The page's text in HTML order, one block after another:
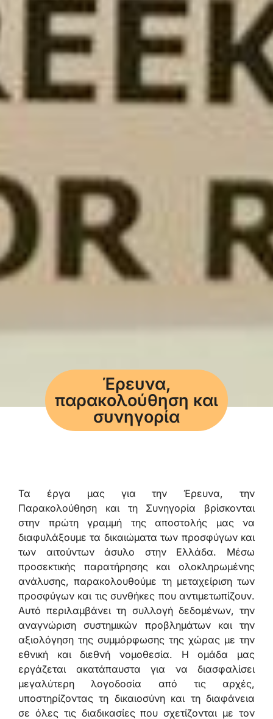
Έρευνα,
παρακολούθηση και
συνηγορία
Τα έργα μας για την Έρευνα, την
Παρακολούθηση και τη Συνηγορία βρίσκονται
στην πρώτη γραμμή της αποστολής μας να
διαφυλάξουμε τα δικαιώματα των προσφύγων και
των αιτούντων άσυλο στην Ελλάδα. Μέσω
προσεκτικής παρατήρησης και ολοκληρωμένης
ανάλυσης, παρακολουθούμε τη μεταχείριση των
προσφύγων και τις συνθήκες που αντιμετωπίζουν.
Αυτό περιλαμβάνει τη συλλογή δεδομένων, την
αναγνώριση συστημικών προβλημάτων και την
αξιολόγηση της συμμόρφωσης της χώρας με την
εθνική και διεθνή νομοθεσία. Η ομάδα μας
εργάζεται ακατάπαυστα για να διασφαλίσει
μεγαλύτερη λογοδοσία από τις αρχές,
υποστηρίζοντας τη δικαιοσύνη και τη διαφάνεια
σε όλες τις διαδικασίες που σχετίζονται με τον